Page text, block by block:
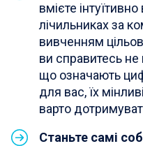
вмієте
лічильниках за
вивченням
ви справитесь не
що означають
для вас, їх
варто
Станьте самі